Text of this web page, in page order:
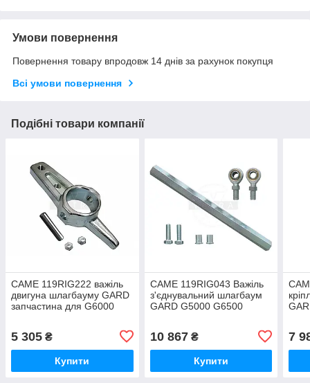
Умови повернення
Повернення товару впродовж 14 днів за рахунок покупця
Всі умови повернення
Подібні товари компанії
CAME 119RIG222 важіль
двигуна шлагбауму GARD
запчастина для G6000
5 305 ₴
Купити
CAME 119RIG043 Важіль
з'єднувальний шлагбаум
GARD G5000 G6500
10 867₴
Купити
7